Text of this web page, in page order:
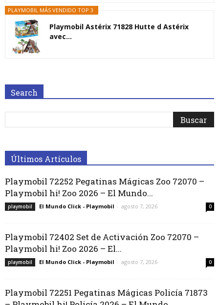
PLAYMOBIL MÁS VENDIDO TOP 3
Playmobil Astérix 71828 Hutte d Astérix
avec...
Search
Últimos Artículos
Playmobil 72252 Pegatinas Mágicas Zoo 72070 –
Playmobil hi! Zoo 2026 – El Mundo...
playmobil El Mundo Click - Playmobil - agosto 7, 2026 0
Playmobil 72402 Set de Activación Zoo 72070 –
Playmobil hi! Zoo 2026 – El...
playmobil El Mundo Click - Playmobil - agosto 7, 2026 0
Playmobil 72251 Pegatinas Mágicas Policía 71873